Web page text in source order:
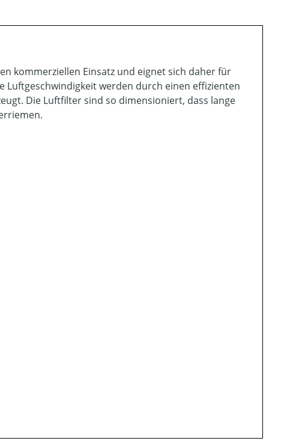
kommerziellen Einsatz und eignet sich daher für
werden durch einen effizienten
Die Luftfilter sind so dimensioniert, dass lange